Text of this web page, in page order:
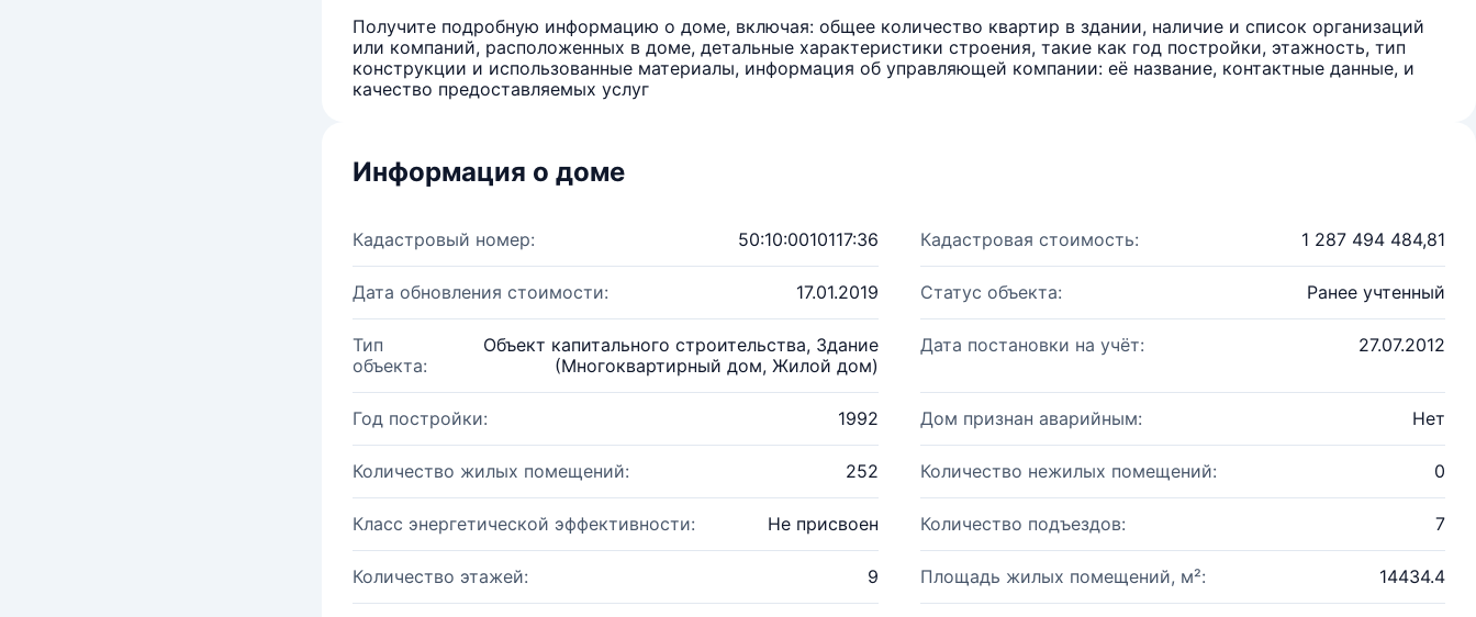
Получите подробную информацию о доме, включая: общее количество квартир в здании, наличие и список организаций
или компаний, расположенных в доме, детальные характеристики строения, такие как год постройки, этажность, тип
конструкции и использованные материалы, информация об управляющей компании: её название, контактные данные, и
качество предоставляемых услуг
Информация о доме
Кадастровый номер: 50:10:0010117:36 Кадастровая стоимость: 1 287 494 484,81
Дата обновления стоимости: 17.01.2019 Статус объекта: Ранее учтенный
Тип
объекта:
Объект капитального строительства, Здание
(Многоквартирный дом, Жилой дом)
Дата постановки на учёт: 27.07.2012
Год постройки: 1992 Дом признан аварийным: Нет
Количество жилых помещений: 252 Количество нежилых помещений: 0
Класс энергетической эффективности: Не присвоен Количество подъездов: 7
Количество этажей: 9 Площадь жилых помещений, м²: 14434.4